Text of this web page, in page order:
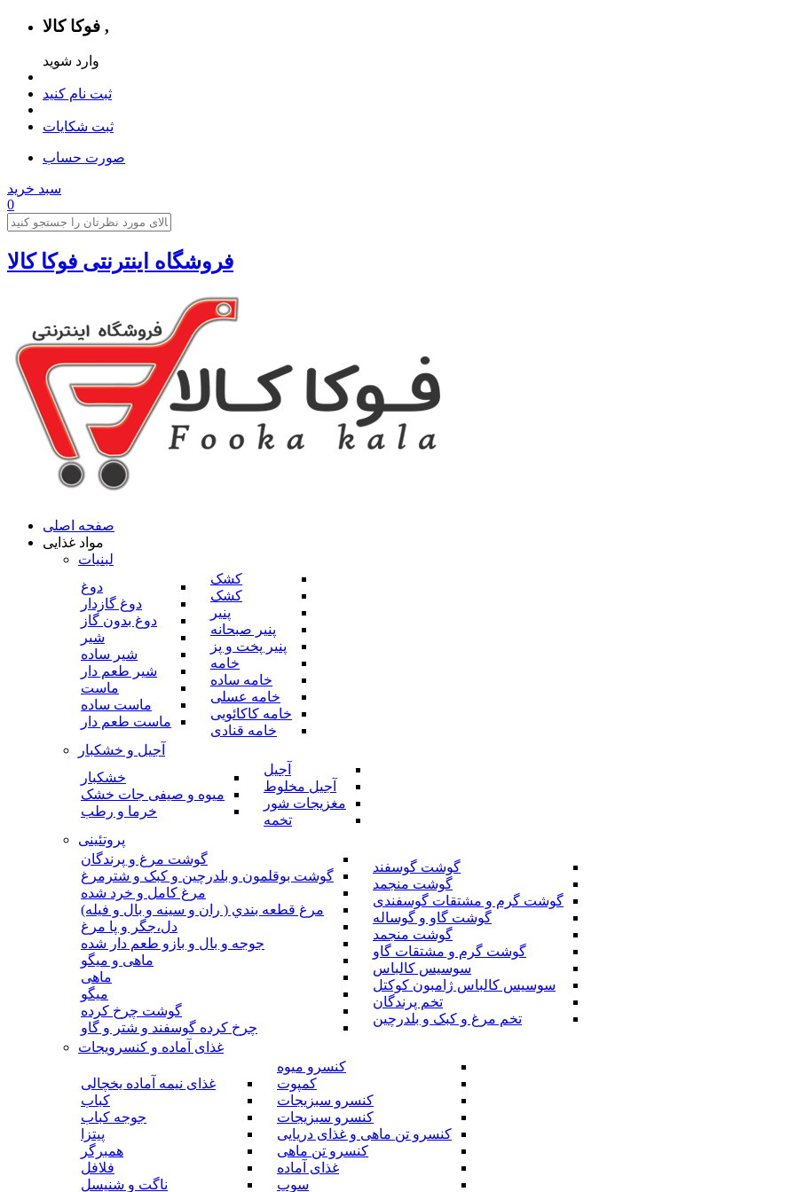
فوکا کالا ,
وارد شوید
ثبت نام کنید
ثبت شکایات
صورت حساب
سبد خرید
0
فروشگاه اینترنتی فوکا کالا
صفحه اصلی
مواد غذایی
لبنیات
کشک
کشک
پنیر
پنیر صبحانه
پنیر پخت و پز
خامه
خامه ساده
خامه عسلی
خامه کاکائویی
خامه قنادی
دوغ
دوغ گازدار
دوغ بدون گاز
شیر
شیر ساده
شیر طعم دار
ماست
ماست ساده
ماست طعم دار
آجیل و خشکبار
آجیل
آجیل مخلوط
مغزیجات شور
تخمه
خشکبار
میوه و صیفی جات خشک
خرما و رطب
پروتئینی
گوشت گوسفند
گوشت منجمد
گوشت گرم و مشتقات گوسفندی
گوشت گاو و گوساله
گوشت منجمد
گوشت گرم و مشتقات گاو
سوسیس کالباس
سوسیس کالباس ژامبون کوکتل
تخم پرندگان
تخم مرغ و کبک و بلدرچین
گوشت مرغ و پرندگان
گوشت بوقلمون و بلدرچین و کبک و شترمرغ
مرغ کامل و خرد شده
مرغ قطعه بندي ( ران و سينه و بال و فيله)
دل،جگر و پا مرغ
جوجه و بال و بازو طعم دار شده
ماهی و میگو
ماهی
میگو
گوشت چرخ کرده
چرخ کرده گوسفند و شتر و گاو
غذای آماده و کنسرویجات
کنسرو میوه
کمپوت
کنسرو سبزیجات
کنسرو سبزیجات
کنسرو تن ماهی و غذای دریایی
کنسرو تن ماهی
غذای آماده
سوپ
غذای نیمه آماده یخچالی
کباب
جوجه کباب
پیتزا
همبرگر
فلافل
ناگت و شنیسل